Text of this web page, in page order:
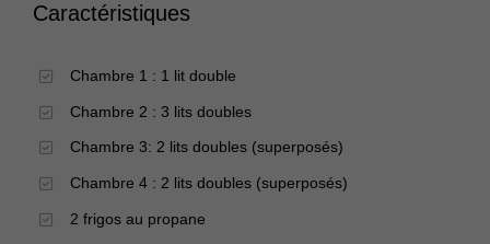
Caractéristiques
Chambre 1 : 1 lit double
Chambre 2 : 3 lits doubles
Chambre 3: 2 lits doubles (superposés)
Chambre 4 : 2 lits doubles (superposés)
2 frigos au propane